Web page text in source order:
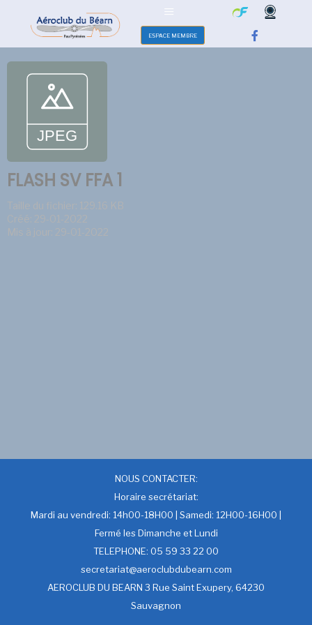
ESPACE MEMBRE
FLASH SV FFA 1
Taille du fichier: 129.16 KB
Créé: 29-01-2022
Mis à jour: 29-01-2022
NOUS CONTACTER:
Horaire secrétariat:
Mardi au vendredi: 14h00-18H00 | Samedi: 12H00-16H00 |
Fermé les Dimanche et Lundi
TELEPHONE: 05 59 33 22 00
secretariat@aeroclubdubearn.com
AEROCLUB DU BEARN 3 Rue Saint Exupery, 64230
Sauvagnon